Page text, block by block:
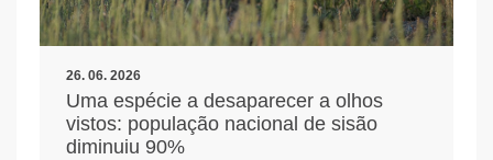
26. 06. 2026
Uma espécie a desaparecer a olhos
vistos: população nacional de sisão
diminuiu 90%